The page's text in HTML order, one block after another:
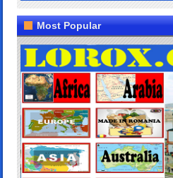
Most Popular